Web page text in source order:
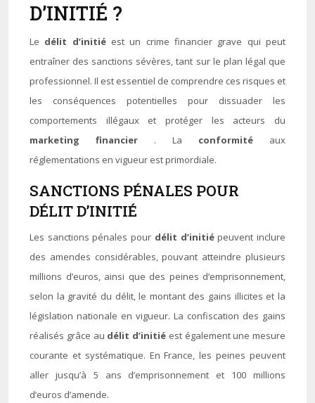
D’INITIÉ ?
Le délit d’initié est un crime financier grave qui peut
entraîner des sanctions sévères, tant sur le plan légal que
professionnel. Il est essentiel de comprendre ces risques et
les conséquences potentielles pour dissuader les
comportements illégaux et protéger les acteurs du
marketing financier . La conformité aux
réglementations en vigueur est primordiale.
SANCTIONS PÉNALES POUR
DÉLIT D’INITIÉ
Les sanctions pénales pour délit d’initiépeuvent inclure
des amendes considérables, pouvant atteindre plusieurs
millions d’euros, ainsi que des peines d’emprisonnement,
selon la gravité du délit, le montant des gains illicites et la
législation nationale en vigueur. La confiscation des gains
réalisés grâce au délit d’initié est également une mesure
courante et systématique. En France, les peines peuvent
aller jusqu’à 5 ans d’emprisonnement et 100 millions
d’euros d’amende.